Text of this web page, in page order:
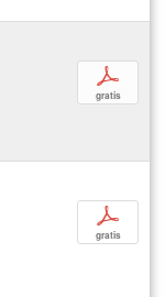
p
gratis
p
gratis